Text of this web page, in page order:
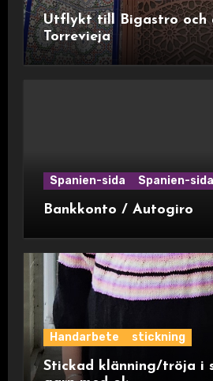
Utflykt till Bigastro och
Torrevieja
Spanien-sida Spanien-
Bankkonto / Autogiro
Handarbete stickning
Stickad klänning/tröja i